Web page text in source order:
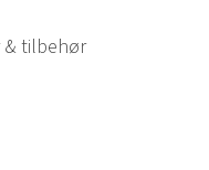
tilbehør